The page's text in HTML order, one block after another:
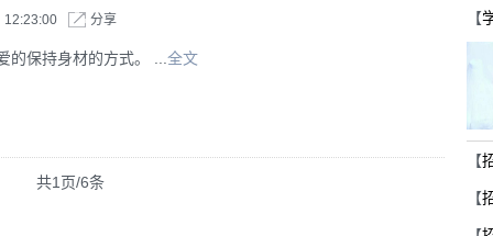
12:23:00 分享
的保持身材的方式。 ... 全文
共1页/6条
【
军
【
简
【
招